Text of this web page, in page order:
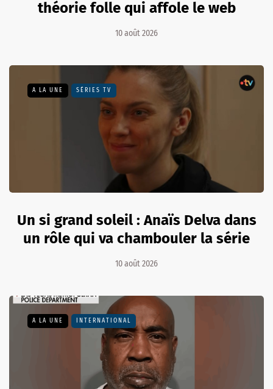
théorie folle qui affole le web
10 août 2026
A LA UNE SÉRIES TV
Un si grand soleil : Anaïs Delva dans
un rôle qui va chambouler la série
10 août 2026
A LA UNE INTERNATIONAL